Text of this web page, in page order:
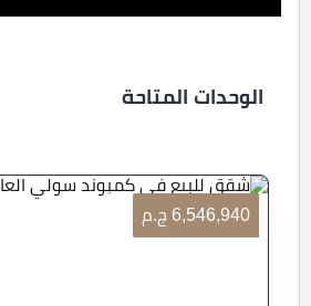
الوحدات المتاحة
6,546,940 ج.م